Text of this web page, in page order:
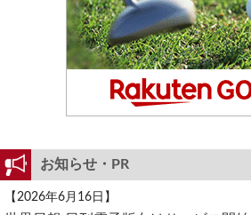
お知らせ・PR
【2026年6月16日】